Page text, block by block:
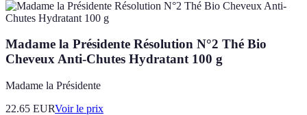
Madame la Présidente Résolution N°2 Thé Bio
Cheveux Anti-Chutes Hydratant 100 g
Madame la Présidente
22.65 EURVoir le prix